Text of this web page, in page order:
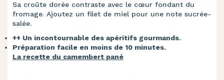
Sa croûte dorée contraste avec le cœur fondant du
fromage. Ajoutez un filet de miel pour une note sucrée-
salée.
++ Un incontournable des apéritifs gourmands.
Préparation facile en moins de 10 minutes.
La recette du camembert pané